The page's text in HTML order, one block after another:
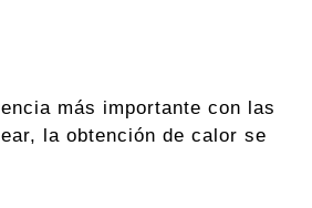
más importante con las
la obtención de calor se